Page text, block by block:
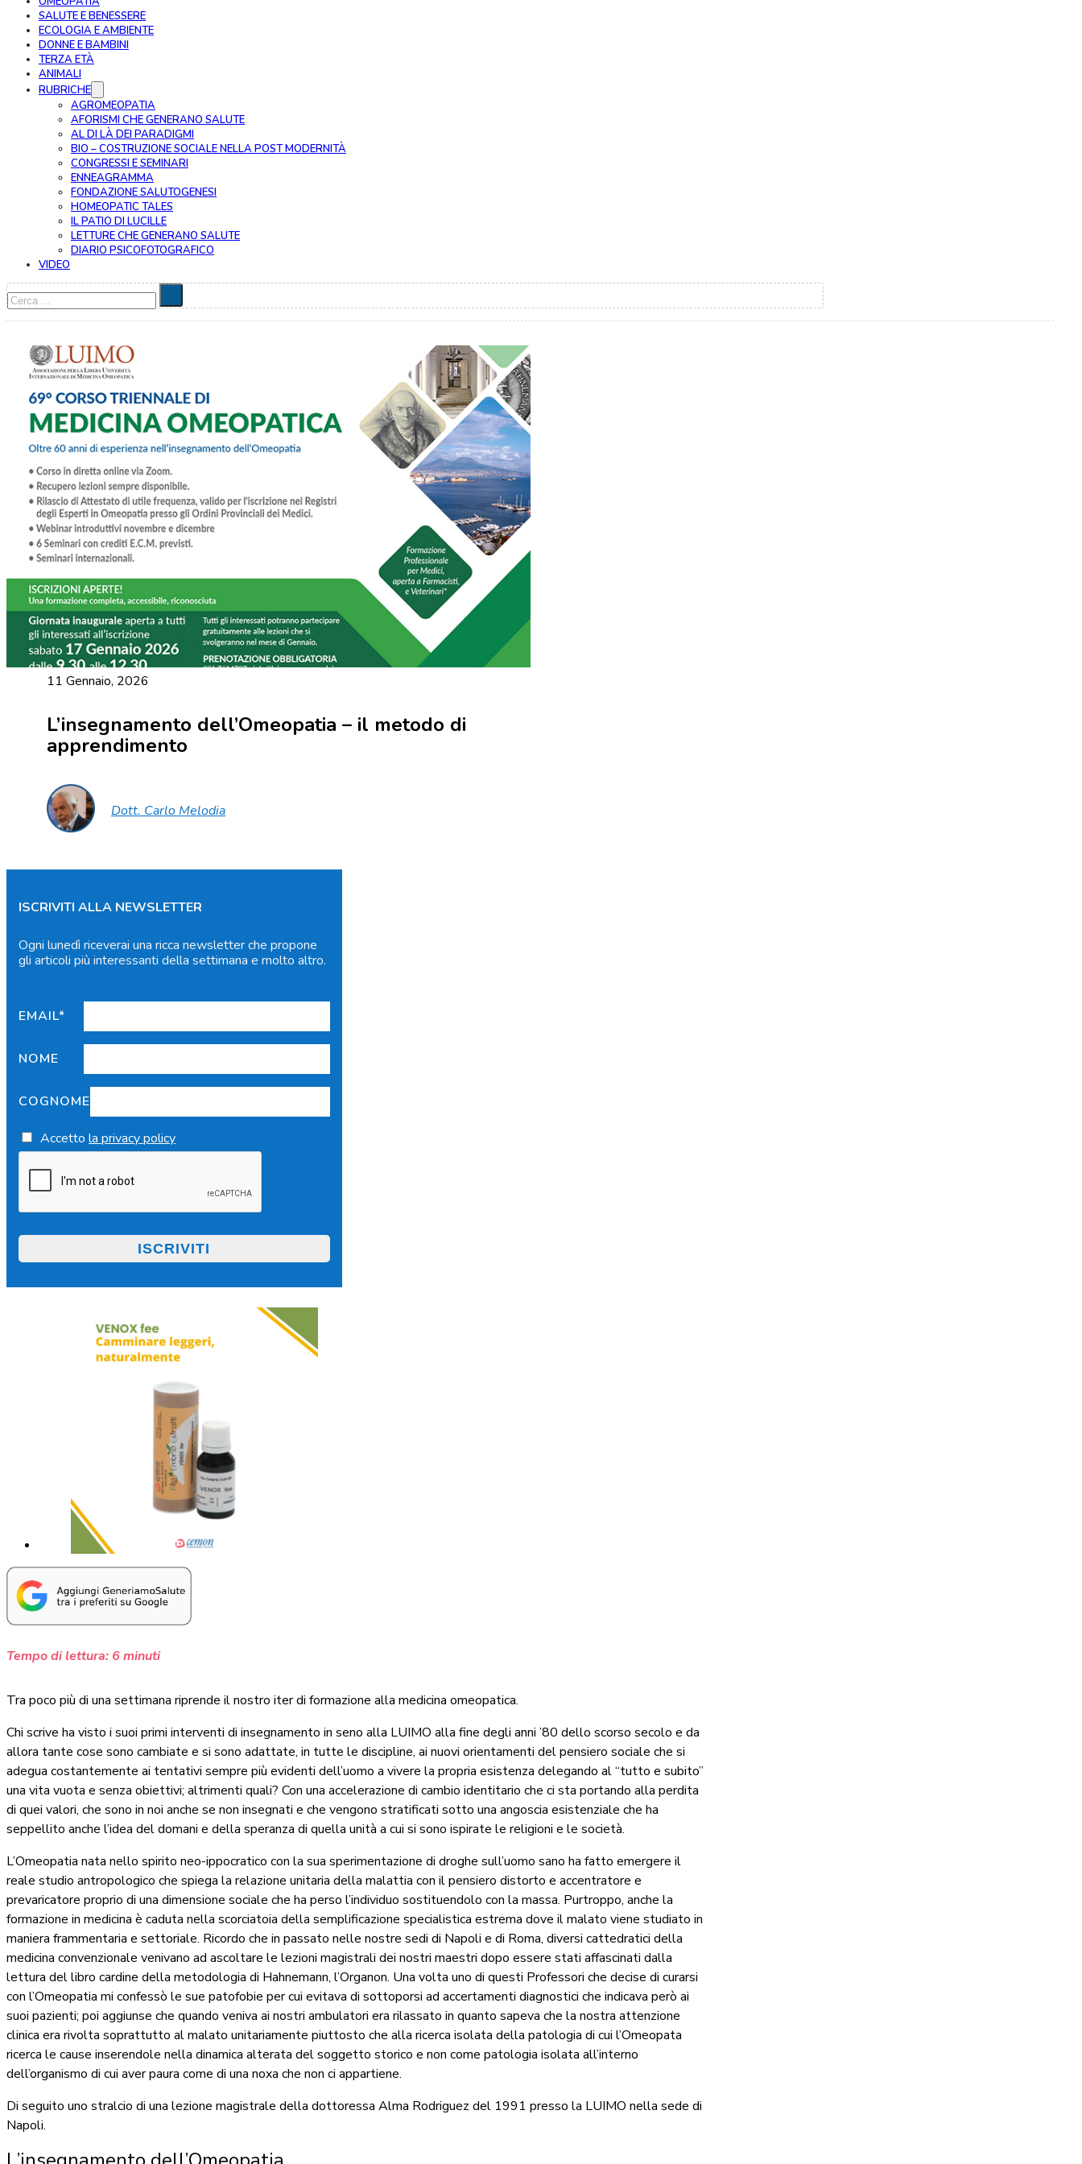
SALUTE E BENESSERE
ECOLOGIA E AMBIENTE
DONNE E BAMBINI
TERZA ETÀ
ANIMALI
RUBRICHE
AGROMEOPATIA
AFORISMI CHE GENERANO SALUTE
AL DI LÀ DEI PARADIGMI
BIO – COSTRUZIONE SOCIALE NELLA POST MODERNITÀ
CONGRESSI E SEMINARI
ENNEAGRAMMA
FONDAZIONE SALUTOGENESI
HOMEOPATIC TALES
IL PATIO DI LUCILLE
LETTURE CHE GENERANO SALUTE
DIARIO PSICOFOTOGRAFICO
VIDEO
Cerca
11 Gennaio, 2026
L’insegnamento dell’Omeopatia – il metodo di
apprendimento
Dott. Carlo Melodia
ISCRIVITI ALLA NEWSLETTER
Ogni lunedì riceverai una ricca newsletter che propone
gli articoli più interessanti della settimana e molto altro.
EMAIL*
NOME
COGNOME
Accetto la privacy policy
Tempo di lettura: 6minuti
Tra poco più di una settimana riprende il nostro iter di formazione alla medicina omeopatica.
Chi scrive ha visto i suoi primi interventi di insegnamento in seno alla LUIMO alla fine degli anni ’80 dello scorso secolo e da
allora tante cose sono cambiate e si sono adattate, in tutte le discipline, ai nuovi orientamenti del pensiero sociale che si
adegua costantemente ai tentativi sempre più evidenti dell’uomo a vivere la propria esistenza delegando al “tutto e subito”
una vita vuota e senza obiettivi; altrimenti quali? Con una accelerazione di cambio identitario che ci sta portando alla perdita
di quei valori, che sono in noi anche se non insegnati e che vengono stratificati sotto una angoscia esistenziale che ha
seppellito anche l’idea del domani e della speranza di quella unità a cui si sono ispirate le religioni e le società.
L’Omeopatia nata nello spirito neo-ippocratico con la sua sperimentazione di droghe sull’uomo sano ha fatto emergere il
reale studio antropologico che spiega la relazione unitaria della malattia con il pensiero distorto e accentratore e
prevaricatore proprio di una dimensione sociale che ha perso l’individuo sostituendolo con la massa. Purtroppo, anche la
formazione in medicina è caduta nella scorciatoia della semplificazione specialistica estrema dove il malato viene studiato in
maniera frammentaria e settoriale. Ricordo che in passato nelle nostre sedi di Napoli e di Roma, diversi cattedratici della
medicina convenzionale venivano ad ascoltare le lezioni magistrali dei nostri maestri dopo essere stati affascinati dalla
lettura del libro cardine della metodologia di Hahnemann, l’Organon. Una volta uno di questi Professori che decise di curarsi
con l’Omeopatia mi confessò le sue patofobie per cui evitava di sottoporsi ad accertamenti diagnostici che indicava però ai
suoi pazienti; poi aggiunse che quando veniva ai nostri ambulatori era rilassato in quanto sapeva che la nostra attenzione
clinica era rivolta soprattutto al malato unitariamente piuttosto che alla ricerca isolata della patologia di cui l’Omeopata
ricerca le cause inserendole nella dinamica alterata del soggetto storico e non come patologia isolata all’interno
dell’organismo di cui aver paura come di una noxa che non ci appartiene.
Di seguito uno stralcio di una lezione magistrale della dottoressa Alma Rodriguez del 1991 presso la LUIMO nella sede di
Napoli.